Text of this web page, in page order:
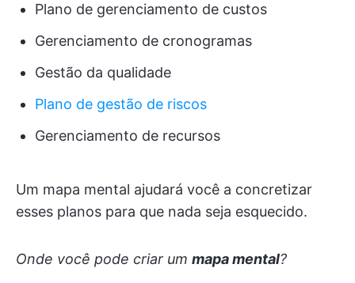
Plano de gerenciamento de custos
Gerenciamento de cronogramas
Gestão da qualidade
Plano de gestão de riscos
Gerenciamento de recursos
Um mapa mental ajudará você a concretizar
esses planos para que nada seja esquecido.
Onde você pode criar um mapa mental?